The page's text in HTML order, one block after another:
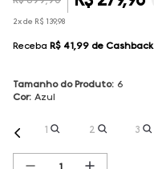
2x de R$ 139,98
Receba R$ 41,99 de Cashback
Tamanho do Produto: 6
Cor: Azul
1 2 3